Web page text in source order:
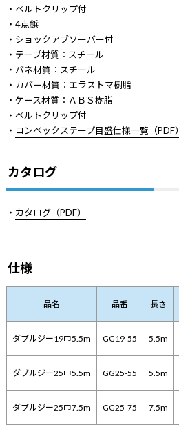
・ベルトクリップ付
・4点鋲
・ショックアブソーバー付
・テープ材質：スチール
・バネ材質：スチール
・カバー材質：エラストマ樹脂
・ケース材質：ＡＢＳ樹脂
・ベルトクリップ付
・ コンベックステープ目盛仕様一覧（PDF）
カタログ
・ カタログ（PDF）
仕様
品名 品番 長さ
ダブルジー19巾5.5m GG19-55 5.5m
ダブルジー25巾5.5m GG25-55 5.5m
ダブルジー25巾7.5m GG25-75 7.5m